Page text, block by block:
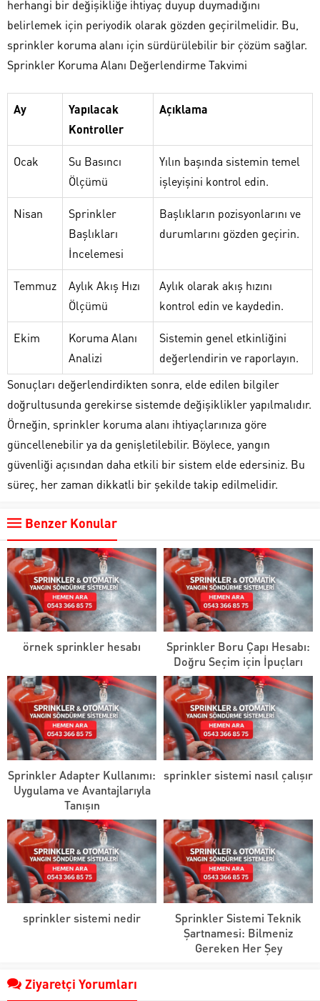
herhangi bir değişikliğe ihtiyaç duyup duymadığını
belirlemek için periyodik olarak gözden geçirilmelidir. Bu,
sprinkler koruma alanı için sürdürülebilir bir çözüm sağlar.
Sprinkler Koruma Alanı Değerlendirme Takvimi
Ay
Yapılacak
Kontroller
Açıklama
Ocak
Su Basıncı
Ölçümü
Yılın başında sistemin temel
işleyişini kontrol edin.
Nisan
Sprinkler
Başlıkları
İncelemesi
Başlıkların pozisyonlarını ve
durumlarını gözden geçirin.
Temmuz
Aylık Akış Hızı
Ölçümü
Aylık olarak akış hızını
kontrol edin ve kaydedin.
Ekim
Koruma Alanı
Analizi
Sistemin genel etkinliğini
değerlendirin ve raporlayın.
Sonuçları değerlendirdikten sonra, elde edilen bilgiler
doğrultusunda gerekirse sistemde değişiklikler yapılmalıdır.
Örneğin, sprinkler koruma alanı ihtiyaçlarınıza göre
güncellenebilir ya da genişletilebilir. Böylece, yangın
güvenliği açısından daha etkili bir sistem elde edersiniz. Bu
süreç, her zaman dikkatli bir şekilde takip edilmelidir.
Benzer Konular
örnek sprinkler hesabı
Sprinkler Boru Çapı Hesabı:
Doğru Seçim için İpuçları
Sprinkler Adapter Kullanımı:
Uygulama ve Avantajlarıyla
Tanışın
sprinkler sistemi nasıl çalışır
sprinkler sistemi nedir
Sprinkler Sistemi Teknik
Şartnamesi: Bilmeniz
Gereken Her Şey
Ziyaretçi Yorumları